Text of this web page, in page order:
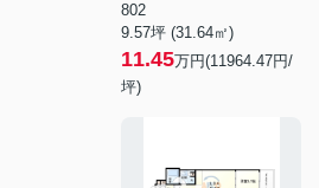
802
9.57坪 (31.64㎡)
11.45万円(11964.47円/
坪)